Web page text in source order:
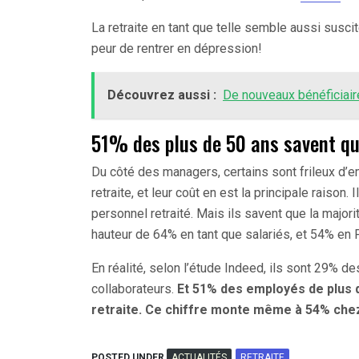
La retraite en tant que telle semble aussi
peur de rentrer en dépression!
Découvrez aussi : De nouveaux
51% des plus de 50 ans savent
Du côté des managers, certains sont frileux
retraite, et leur coût en est la principale raison.
personnel retraité. Mais ils savent que la
hauteur de 64% en tant que salariés, et 54% en
En réalité, selon l’étude Indeed, ils sont 29%
collaborateurs. Et 51% des employés de
retraite. Ce chiffre monte même à 54%